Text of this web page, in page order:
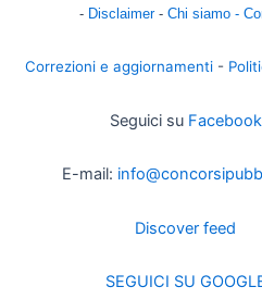
- Disclaimer - Chi siamo -
Correzioni e aggiornamenti -
Seguici su Facebook
E-mail:
Discover feed
SEGUICI SU